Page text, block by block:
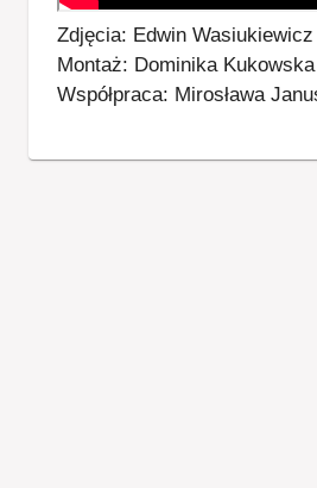
Zdjęcia: Edwin Wasiukiewicz
Montaż: Dominika Kukowska
Współpraca: Mirosława